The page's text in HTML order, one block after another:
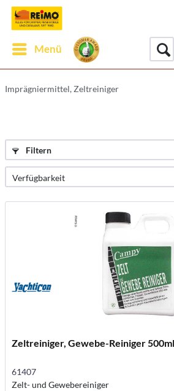
Menü
Imprägniermittel, Zeltreiniger
Filtern
Zeltreiniger, Gewebe-Reiniger 500ml
61407
Zelt- und Gewebereiniger